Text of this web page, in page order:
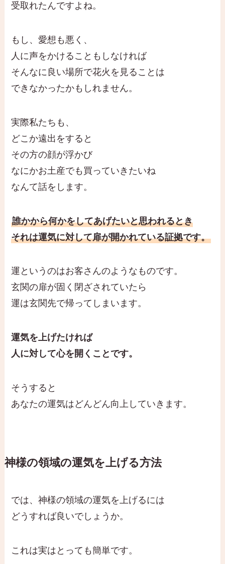
受取れたんですよね。
もし、愛想も悪く、
人に声をかけることもしなければ
そんなに良い場所で花火を見ることは
できなかったかもしれません。
実際私たちも、
どこか遠出をすると
その方の顔が浮かび
なにかお土産でも買っていきたいね
なんて話をします。
誰かから何かをしてあげたいと思われるとき
それは運気に対して扉が開かれている証拠です。
運というのはお客さんのようなものです。
玄関の扉が固く閉ざされていたら
運は玄関先で帰ってしまいます。
運気を上げたければ
人に対して心を開くことです。
そうすると
あなたの運気はどんどん向上していきます。
神様の領域の運気を上げる方法
では、神様の領域の運気を上げるには
どうすれば良いでしょうか。
これは実はとっても簡単です。